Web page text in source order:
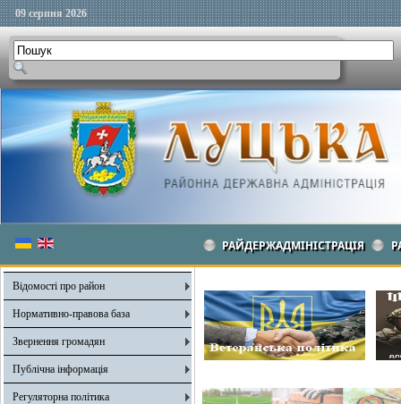
09 серпня 2026
РАЙДЕРЖАДМІНІСТРАЦІЯ
Відомості про район
Нормативно-правова база
Звернення громадян
Публічна інформація
Регуляторна політика